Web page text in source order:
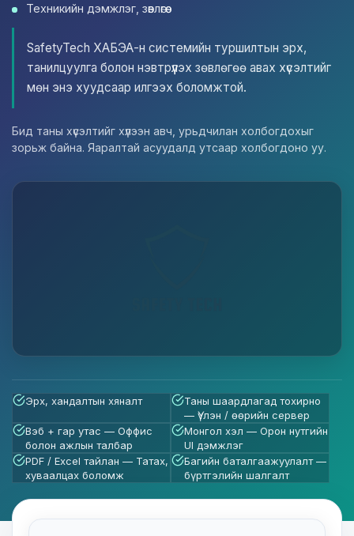
Техникийн дэмжлэг, зөвлөгөө
SafetyTech ХАБЭА-н системийн туршилтын эрх,
танилцуулга болон нэвтрүүлэх зөвлөгөө авах хүсэлтийг
мөн энэ хуудсаар илгээх боломжтой.
Бид таны хүсэлтийг хүлээн авч, урьдчилан холбогдохыг
зорьж байна. Яаралтай асуудалд утсаар холбогдоно уу.
Эрх, хандалтын хяналт
Таны шаардлагад тохирно
— Үүлэн / өөрийн сервер
Вэб + гар утас — Оффис
болон ажлын талбар
Монгол хэл — Орон нутгийн
UI дэмжлэг
PDF / Excel тайлан — Татах,
хуваалцах боломж
Багийн баталгаажуулалт —
бүртгэлийн шалгалт